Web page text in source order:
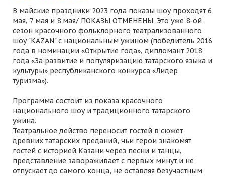
В майские праздники 2023 года показы шоу проходят 6
мая, 7 мая и 8 мая/ ПОКАЗЫ ОТМЕНЕНЫ. Это уже 8-ой
сезон красочного фольклорного театрализованного
шоу "KAZAN" с национальным ужином (победитель 2016
года в номинации «Открытие года», дипломант 2018
года «За развитие и популяризацию татарского языка и
культуры» республиканского конкурса «Лидер
туризма»).
Программа состоит из показа красочного
национального шоу и традиционного татарского
ужина.
Театральное действо переносит гостей в сюжет
древних татарских преданий, чьи герои знакомят
гостей с историей Казани через песни и танцы,
представление завораживает с первых минут и не
отпускает до самого конца, не оставляя безучастным